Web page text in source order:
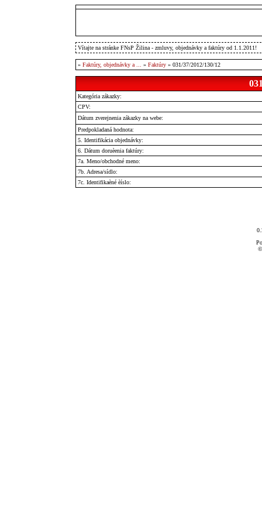
Vítajte na stránke FNsP Žilina - zmluvy, objednávky a faktúry od 1.1.2011!
» Faktúry, objednávky a ... » Faktúry» 031/37/2012/130/12
Kategória zákazky:
CPV:
Dátum zverejnenia zákazky na webe:
Predpokladaná hodnota:
5. Identifikácia objednávky:
6. Dátum doruèenia faktúry:
7a. Meno/obchodné meno:
7b. Adresa/sídlo:
7c. Identifikaèné èíslo: